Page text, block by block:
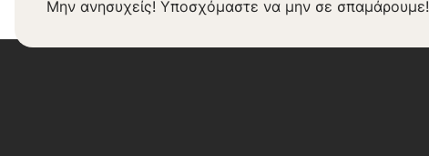
Μην ανησυχείς! Υποσχόμαστε να μην σε σπαμάρουμε!